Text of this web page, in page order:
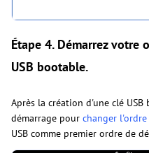
Étape 4.Démarrez votre
USB bootable.
Après la création d'une clé USB
démarrage pour changer
USB comme premier ordre de